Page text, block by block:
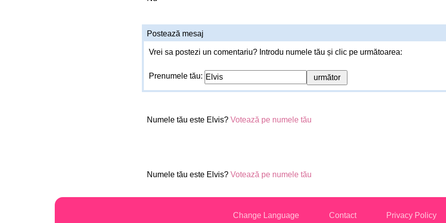
Postează mesaj
Vrei sa postezi un comentariu? Introdu numele tău și clic pe următoarea:
Prenumele tău:
Numele tău este Elvis? Votează pe numele tău
Numele tău este Elvis? Votează pe numele tău
Change Language Contact Privacy Policy